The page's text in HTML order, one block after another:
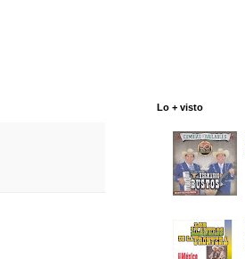
Lo + visto